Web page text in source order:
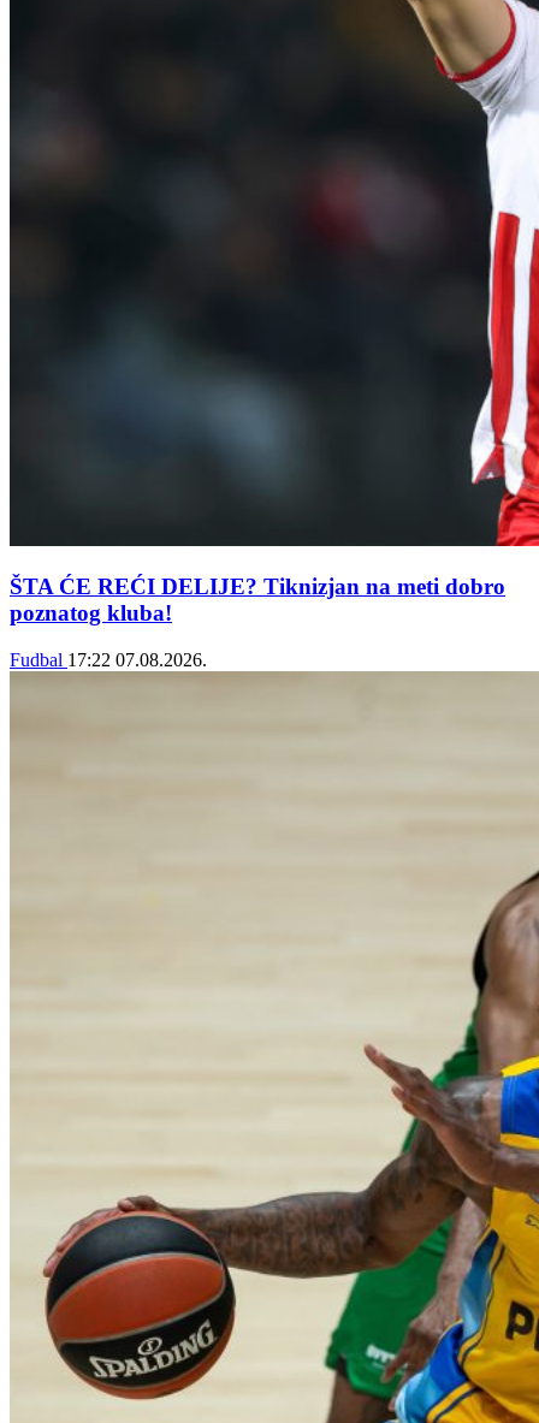
ŠTA ĆE REĆI DELIJE? Tiknizjan na meti dobro
poznatog kluba!
Fudbal 17:22 07.08.2026.